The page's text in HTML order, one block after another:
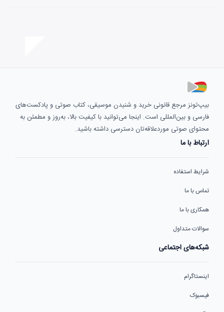
بیپ‌تونز مرجع قانونی خرید و شنیدن موسیقی، کتاب صوتی و پادکست‌های
فارسی و بین‌المللی است. اینجا می‌توانید با کیفیت بالا، به‌روز و مطمئن به
محتوای صوتی موردعلاقه‌تان دسترسی داشته باشید.
ارتباط با ما
شرایط استفاده
تماس با ما
همکاری با ما
سوالات متداول
شبکه‌های اجتماعی
اینستاگرام
فیسبوک